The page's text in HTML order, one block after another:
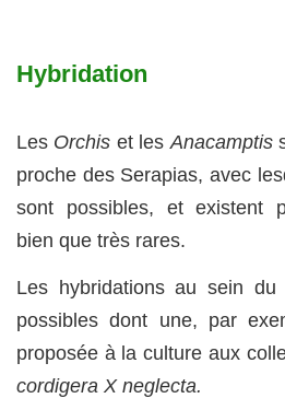
Hybridation
Les Orchis et lesAnacamptis
proche des Serapias, avec
sont possibles, et existent
bien que très rares.
Les hybridations au sein
possibles dont une, par
proposée à la culture aux
cordigera X neglecta.